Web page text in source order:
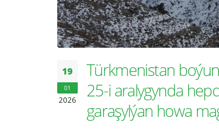
19
01
2026
Türkmenistan
25-i aralygynda
garaşylýan howa